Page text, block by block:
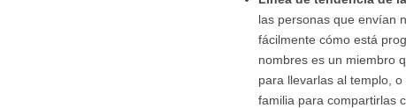
las personas que envían
fácilmente cómo está
nombres es un miembro
para llevarlas al templo,
familia para compartirlas